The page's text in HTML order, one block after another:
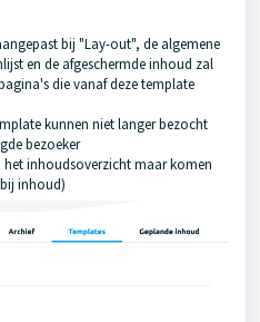
bij "Lay-out", de algemene
en de afgeschermde inhoud zal
die vanaf deze template
kunnen niet langer bezocht
bezoeker
het inhoudsoverzicht maar komen
inhoud)